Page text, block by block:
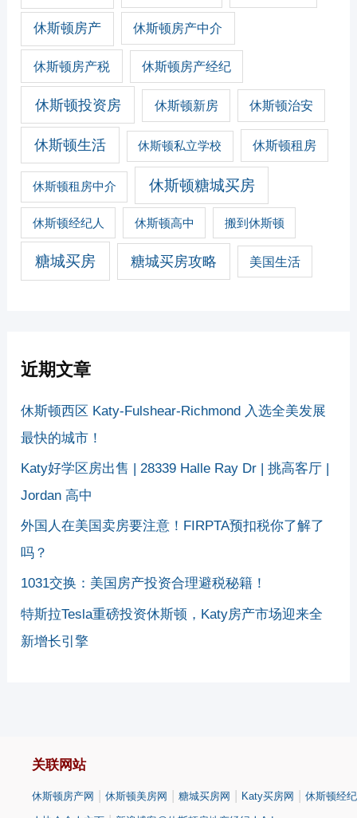
休斯顿房产 休斯顿房产中介
休斯顿房产税 休斯顿房产经纪
休斯顿投资房 休斯顿新房 休斯顿治安
休斯顿生活 休斯顿私立学校 休斯顿租房
休斯顿租房中介 休斯顿糖城买房
休斯顿经纪人 休斯顿高中 搬到休斯顿
糖城买房 糖城买房攻略 美国生活
近期文章
休斯顿西区 Katy-Fulshear-Richmond 入选全美发展
最快的城市！
Katy好学区房出售 | 28339 Halle Ray Dr | 挑高客厅 |
Jordan 高中
外国人在美国卖房要注意！FIRPTA预扣税你了解了
吗？
1031交换：美国房产投资合理避税秘籍！
特斯拉Tesla重磅投资休斯顿，Katy房产市场迎来全
新增长引擎
关联网站
休斯顿房产网 休斯顿美房网 糖城买房网 Katy买房网 休斯顿经纪